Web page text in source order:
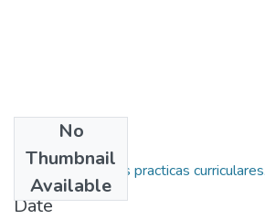
No
Thumbnail
Available
Certificado buenas practicas
Date